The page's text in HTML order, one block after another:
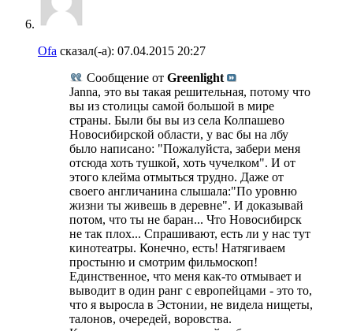
Ofa сказал(-а): 07.04.2015 20:27
Сообщение от Greenlight
Janna, это вы такая решительная, потому что
вы из столицы самой большой в мире
страны. Были бы вы из села Колпашево
Новосибирской области, у вас бы на лбу
было написано: "Пожалуйста, забери меня
отсюда хоть тушкой, хоть чучелком". И от
этого клейма отмыться трудно. Даже от
своего англичанина слышала:"По уровню
жизни ты живешь в деревне". И доказывай
потом, что ты не баран... Что Новосибирск
не так плох... Спрашивают, есть ли у нас тут
кинотеатры. Конечно, есть! Натягиваем
простыню и смотрим фильмоскоп!
Единственное, что меня как-то отмывает и
выводит в один ранг с европейцами - это то,
что я выросла в Эстонии, не видела нищеты,
талонов, очередей, воровства.